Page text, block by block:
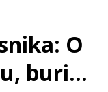
Mihajla Pantića:
festivala „Grad teatar“ za
O
buri…